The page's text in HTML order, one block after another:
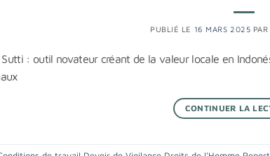
PUBLIÉ LE 16 MARS 2025 PAR
: outil novateur créant de la valeur locale en
CONTINUER LA